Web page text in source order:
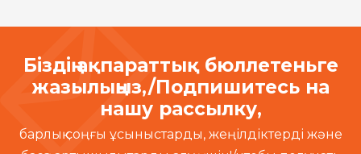
Біздің ақпараттық бюллетеньге
жазылыңыз,/Подпишитесь на
нашу рассылку,
барлық соңғы ұсыныстарды, жеңілдіктерді және